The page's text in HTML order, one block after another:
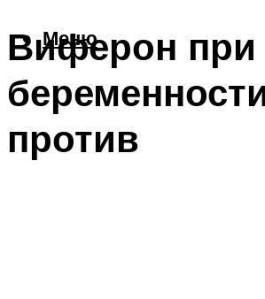
Меню
Виферон при
против